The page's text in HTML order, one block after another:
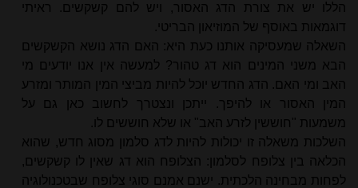
הללו יש את צורת הדג האסור, ויש להם קשקשים. ראיתי
דוגמאות באוסף של המוזיאון הבריטי.
השאלה שמעסיקה אותנו כעת היא: האם הדג נושא הקשקשים
הבא משני המינים הוא דג טהור? למעשה אין אנו יודעים מי
האב ומי האם. הדג החדש יוכל להיות מביצי המין המותר ומזרע
המין האסור או להיפך. ייתכן ונצטרך לחשוב כאן גם על
משמעות "חוששין לזרע האב" או שלא חוששים לו.
השלכות משאלה זו יכולות להיות לדג סלמון מסוג חדש, שהוא
הכלאה בין צלופח לסלמון: הצלופח הוא דג שאין לו קשקשים,
לפחות מבחינה הלכתית. ישנם אמנם סוגי צלופח שבטכנולוגיה